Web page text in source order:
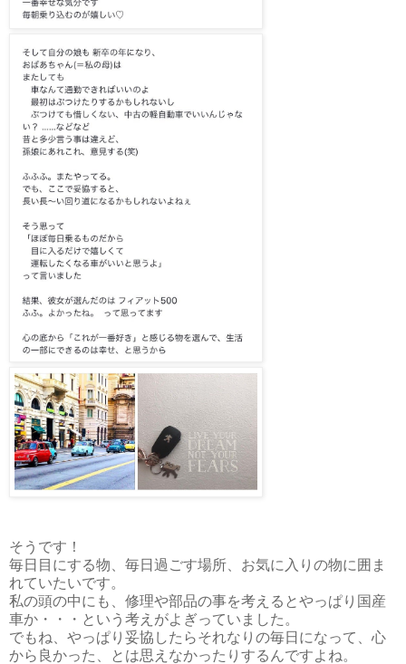
そうです！
毎日目にする物、毎日過ごす場所、お気に入りの物に囲ま
れていたいです。
私の頭の中にも、修理や部品の事を考えるとやっぱり国産
車か・・・という考えがよぎっていました。
でもね、やっぱり妥協したらそれなりの毎日になって、心
から良かった、とは思えなかったりするんですよね。